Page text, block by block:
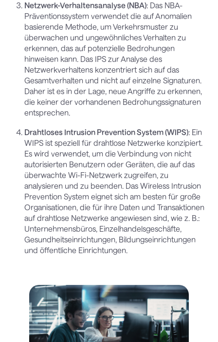
Netzwerk-Verhaltensanalyse (NBA): Das NBA-
Präventionssystem verwendet die auf Anomalien
basierende Methode, um Verkehrsmuster zu
überwachen und ungewöhnliches Verhalten zu
erkennen, das auf potenzielle Bedrohungen
hinweisen kann. Das IPS zur Analyse des
Netzwerkverhaltens konzentriert sich auf das
Gesamtverhalten und nicht auf einzelne Signaturen.
Daher ist es in der Lage, neue Angriffe zu erkennen,
die keiner der vorhandenen Bedrohungssignaturen
entsprechen.
Drahtloses Intrusion Prevention System (WIPS): Ein
WIPS ist speziell für drahtlose Netzwerke konzipiert.
Es wird verwendet, um die Verbindung von nicht
autorisierten Benutzern oder Geräten, die auf das
überwachte Wi-Fi-Netzwerk zugreifen, zu
analysieren und zu beenden. Das Wireless Intrusion
Prevention System eignet sich am besten für große
Organisationen, die für ihre Daten und Transaktionen
auf drahtlose Netzwerke angewiesen sind, wie z. B.:
Unternehmensbüros, Einzelhandelsgeschäfte,
Gesundheitseinrichtungen, Bildungseinrichtungen
und öffentliche Einrichtungen.